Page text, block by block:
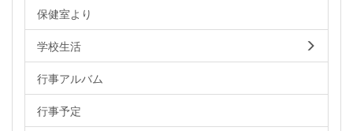
保健室より
学校生活
行事アルバム
行事予定